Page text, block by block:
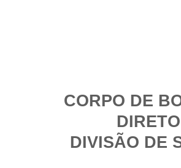
CORPO DE
DIVISÃO DE